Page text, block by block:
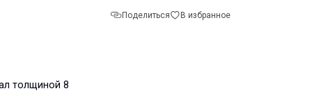
Поделиться В избранное
толщиной 8